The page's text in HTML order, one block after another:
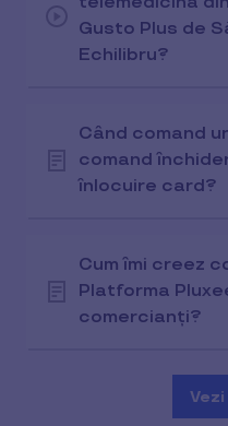
Gusto Plus de
Echilibru?
Când comand
comand
înlocuire card?
Cum îmi creez
Platforma
comercianți?